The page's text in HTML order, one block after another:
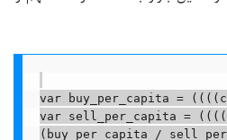
var buy_per_capita =
var sell_per_capita =